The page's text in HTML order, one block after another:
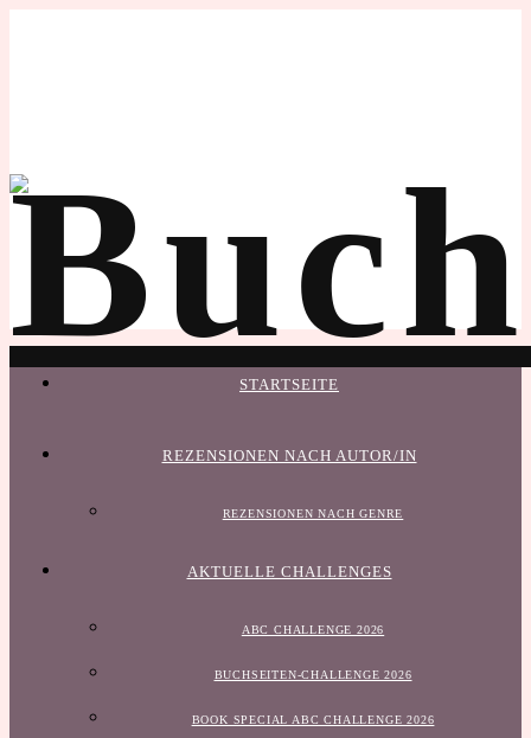
STARTSEITE
REZENSIONEN NACH AUTOR/IN
REZENSIONEN NACH GENRE
AKTUELLE CHALLENGES
ABC CHALLENGE 2026
BUCHSEITEN-CHALLENGE 2026
BOOK SPECIAL ABC CHALLENGE 2026